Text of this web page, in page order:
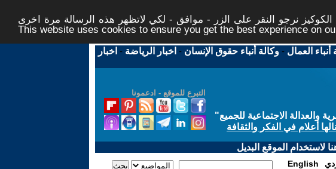
نرجو النقر على الزر - موافق - لكي لاتظهر هذه الرسالة مرة اخرى -
This website uses cookies to ensure you get the best experience on
أنباء العمال -وكالة أنباء حقوق الإنسان - اخبار الرياضة - اخبار
التبرع للموقع - ادعمونا
الاجتماعية للجميع"
أعلام في الفكر والثقافة
لاستخدام الموقع البديل
English